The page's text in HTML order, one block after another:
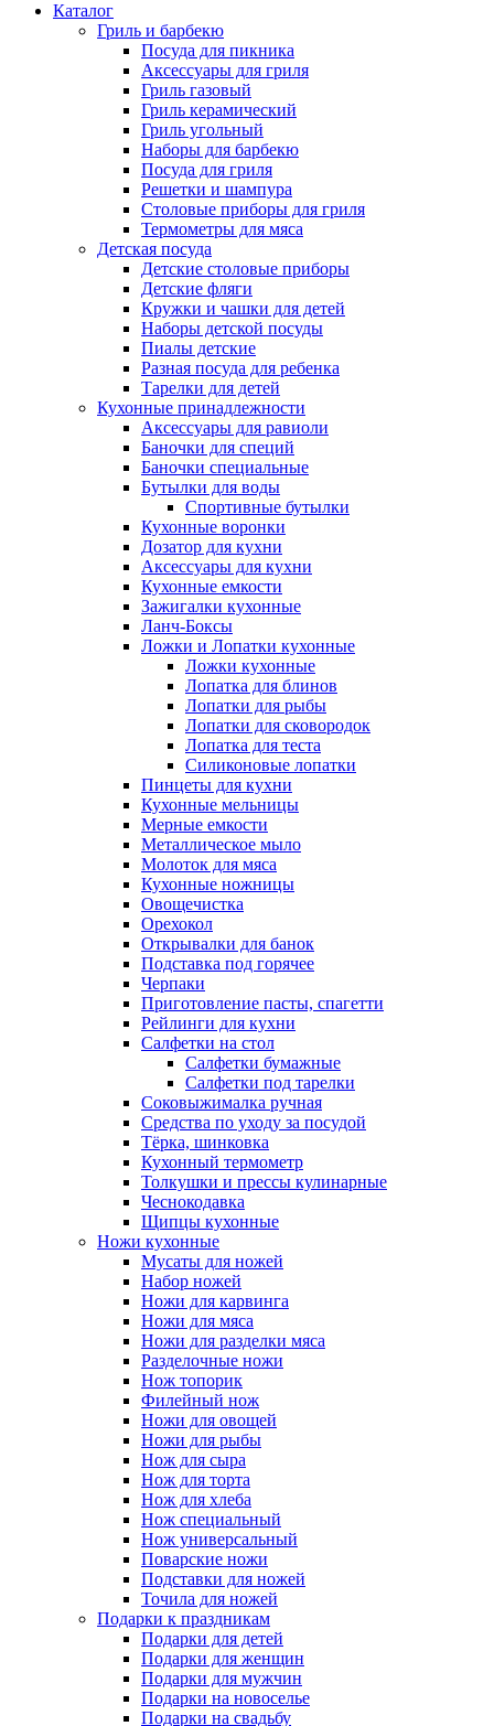
Каталог
Гриль и барбекю
Посуда для пикника
Аксессуары для гриля
Гриль газовый
Гриль керамический
Гриль угольный
Наборы для барбекю
Посуда для гриля
Решетки и шампура
Столовые приборы для гриля
Термометры для мяса
Детская посуда
Детские столовые приборы
Детские фляги
Кружки и чашки для детей
Наборы детской посуды
Пиалы детские
Разная посуда для ребенка
Тарелки для детей
Кухонные принадлежности
Аксессуары для равиоли
Баночки для специй
Баночки специальные
Бутылки для воды
Спортивные бутылки
Кухонные воронки
Дозатор для кухни
Аксессуары для кухни
Кухонные емкости
Зажигалки кухонные
Ланч-Боксы
Ложки и Лопатки кухонные
Ложки кухонные
Лопатка для блинов
Лопатки для рыбы
Лопатки для сковородок
Лопатка для теста
Силиконовые лопатки
Пинцеты для кухни
Кухонные мельницы
Мерные емкости
Металлическое мыло
Молоток для мяса
Кухонные ножницы
Овощечистка
Орехокол
Открывалки для банок
Подставка под горячее
Черпаки
Приготовление пасты, спагетти
Рейлинги для кухни
Салфетки на стол
Салфетки бумажные
Салфетки под тарелки
Соковыжималка ручная
Средства по уходу за посудой
Тëрка, шинковка
Кухонный термометр
Толкушки и прессы кулинарные
Чеснокодавка
Щипцы кухонные
Ножи кухонные
Мусаты для ножей
Набор ножей
Ножи для карвинга
Ножи для мяса
Ножи для разделки мяса
Разделочные ножи
Нож топорик
Филейный нож
Ножи для овощей
Ножи для рыбы
Нож для сыра
Нож для торта
Нож для хлеба
Нож специальный
Нож универсальный
Поварские ножи
Подставки для ножей
Точила для ножей
Подарки к праздникам
Подарки для детей
Подарки для женщин
Подарки для мужчин
Подарки на новоселье
Подарки на свадьбу